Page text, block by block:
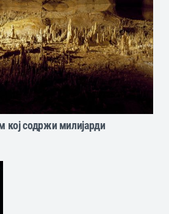
кој содржи милијарди